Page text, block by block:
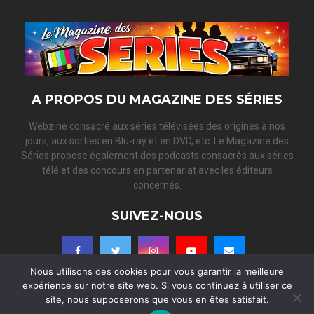
C
A PROPOS DU MAGAZINE DES SÉRIES
Webzine consacré aux séries télévisées des origines à nos
jours, aux sorties en Blu-ray et en DVD, etc. Le Magazine des
Séries propose également des podcasts consacrés aux séries
télé et des concours en partenariat avec les éditeurs
concernés.
SUIVEZ-NOUS
Nous utilisons des cookies pour vous garantir la meilleure
expérience sur notre site web. Si vous continuez à utiliser ce
site, nous supposerons que vous en êtes satisfait.